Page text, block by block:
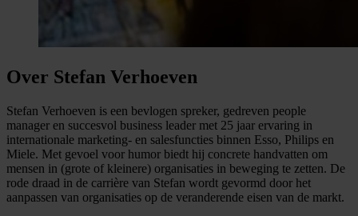
Over Stefan Verhoeven
Stefan Verhoeven is een bevlogen spreker, gedreven people
manager en succesvol business leader met 25 jaar ervaring in
internationale marketing- en salesfuncties binnen Esso, Philips en
Miele. Met gevoel voor humor biedt hij concrete handvatten om
mensen in (grote of kleinere) organisaties in beweging te zetten. De
rode draad in de carrière van Stefan wordt gevormd door het
aanpassen van organisaties op de veranderende eisen van de markt.